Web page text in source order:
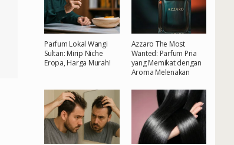
Parfum Lokal Wangi
Sultan: Mirip Niche
Eropa, Harga Murah!
Azzaro The Most
Wanted: Parfum Pria
yang Memikat dengan
Aroma Melenakan